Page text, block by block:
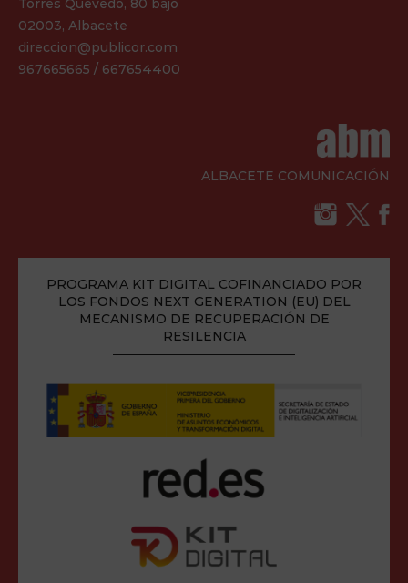
Torres Quevedo, 80 bajo
02003, Albacete
direccion@publicor.com
967665665 / 667654400
ALBACETE COMUNICACIÓN
PROGRAMA KIT DIGITAL COFINANCIADO POR
LOS FONDOS NEXT GENERATION (EU) DEL
MECANISMO DE RECUPERACIÓN DE
RESILENCIA